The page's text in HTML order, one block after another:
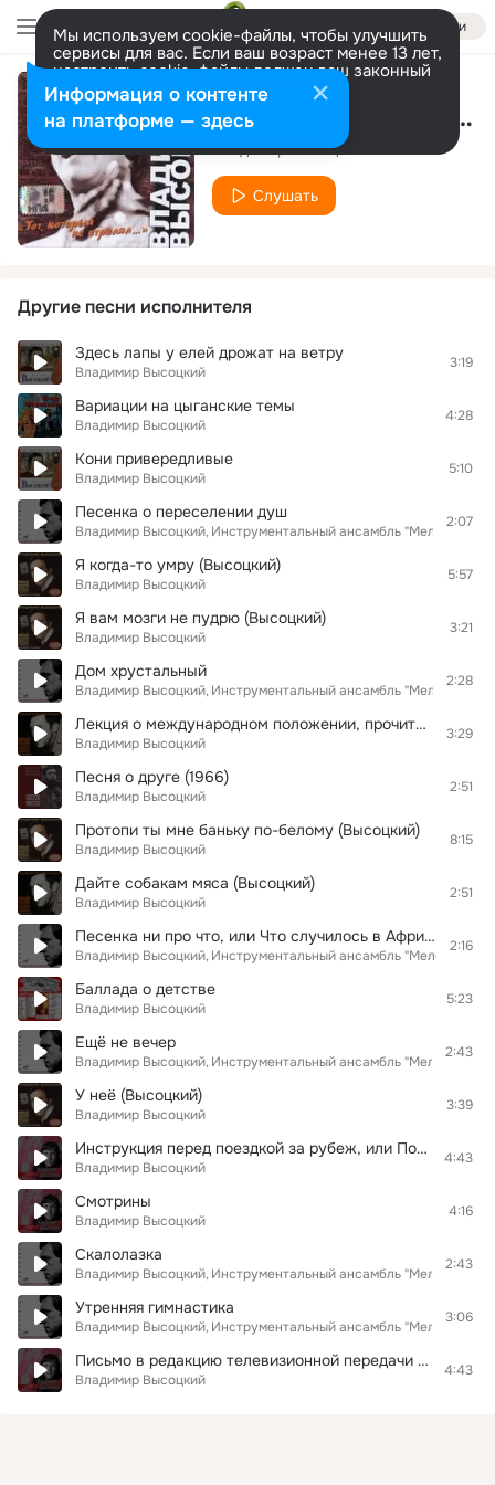
Войти
Мы используем cookie-файлы, чтобы улучшить
сервисы для вас. Если ваш возраст менее 13 лет,
настроить cookie-файлы должен ваш законный
представитель. Больше информации
Разрешить все Настроить Сыт я по горло, до подбородка...
Владимир Высоцкий
Слушать
Другие песни исполнителя
Здесь лапы у елей дрожат на ветру
Владимир Высоцкий
3:19
Вариации на цыганские темы
Владимир Высоцкий
4:28
Кони привередливые
Владимир Высоцкий
5:10
Песенка о переселении душ
Владимир Высоцкий Инструментальный ансамбль "Мелодия"
2:07
Я когда-то умру (Высоцкий)
Владимир Высоцкий
5:57
Я вам мозги не пудрю (Высоцкий)
Владимир Высоцкий
3:21
Дом хрустальный
Владимир Высоцкий Инструментальный ансамбль "Мелодия"
2:28
Лекция о международном положении, прочитанная сокамерникам человеком, осужденным на 15 суток за мелкое хулиганство
Владимир Высоцкий
3:29
Песня о друге (1966)
Владимир Высоцкий
2:51
Протопи ты мне баньку по-белому (Высоцкий)
Владимир Высоцкий
8:15
Дайте собакам мяса (Высоцкий)
Владимир Высоцкий
2:51
Песенка ни про что, или Что случилось в Африке
Владимир Высоцкий Инструментальный ансамбль "Мелодия"
2:16
Баллада о детстве
Владимир Высоцкий
5:23
Ещё не вечер
Владимир Высоцкий Инструментальный ансамбль "Мелодия"
2:43
У неё (Высоцкий)
Владимир Высоцкий
3:39
Инструкция перед поездкой за рубеж, или Полчаса в месткоме
Владимир Высоцкий
4:43
Смотрины
Владимир Высоцкий
4:16
Скалолазка
Владимир Высоцкий Инструментальный ансамбль "Мелодия"
2:43
Утренняя гимнастика
Владимир Высоцкий Инструментальный ансамбль "Мелодия"
3:06
Письмо в редакцию телевизионной передачи "Очевидное-невероятное" из сумасшедшего дома - с Канатчиковой дачи
Владимир Высоцкий
4:43
Информация о контенте
на платформе — здесь